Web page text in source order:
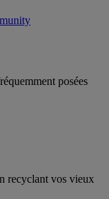
posées
recyclant vos vieux